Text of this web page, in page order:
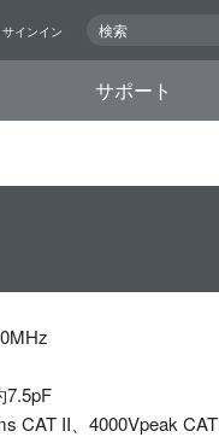
サインイン
サポート
7.5pF
CAT II、4000Vpeak